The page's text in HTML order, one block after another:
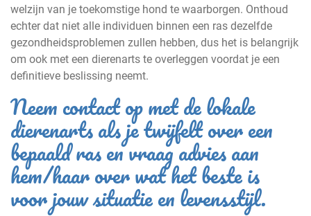
welzijn van je toekomstige hond te waarborgen. Onthoud
echter dat niet alle individuen binnen een ras dezelfde
gezondheidsproblemen zullen hebben, dus het is belangrijk
om ook met een dierenarts te overleggen voordat je een
definitieve beslissing neemt.
Neem contact op met de lokale
dierenarts als je twijfelt over een
bepaald ras en vraag advies aan
hem/haar over wat het beste is
voor jouw situatie en levensstijl.